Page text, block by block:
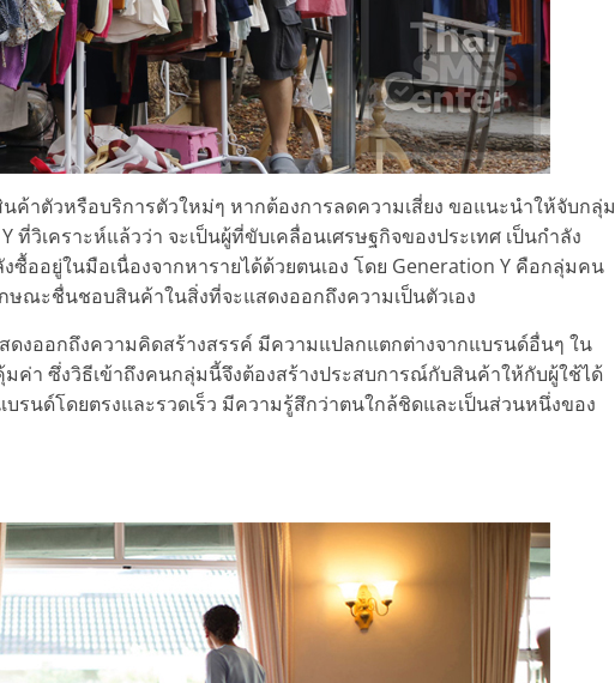
ค้าตัวหรือบริการตัวใหม่ๆ หากต้องการลดความเสี่ยง ขอแนะนำให้จับกลุ่ม
ที่วิเคราะห์แล้วว่า จะเป็นผู้ที่ขับเคลื่อนเศรษฐกิจของประเทศ เป็นกำลัง
ออยู่ในมือเนื่องจากหารายได้ด้วยตนเอง โดย Generation Y คือกลุ่มคน
ษณะชื่นชอบสินค้าในสิ่งที่จะแสดงออกถึงความเป็นตัวเอง
งออกถึงความคิดสร้างสรรค์ มีความแปลกแตกต่างจากแบรนด์อื่นๆ ใน
ค่า ซึ่งวิธีเข้าถึงคนกลุ่มนี้จึงต้องสร้างประสบการณ์กับสินค้าให้กับผู้ใช้ได้
รนด์โดยตรงและรวดเร็ว มีความรู้สึกว่าตนใกล้ชิดและเป็นส่วนหนึ่งของ